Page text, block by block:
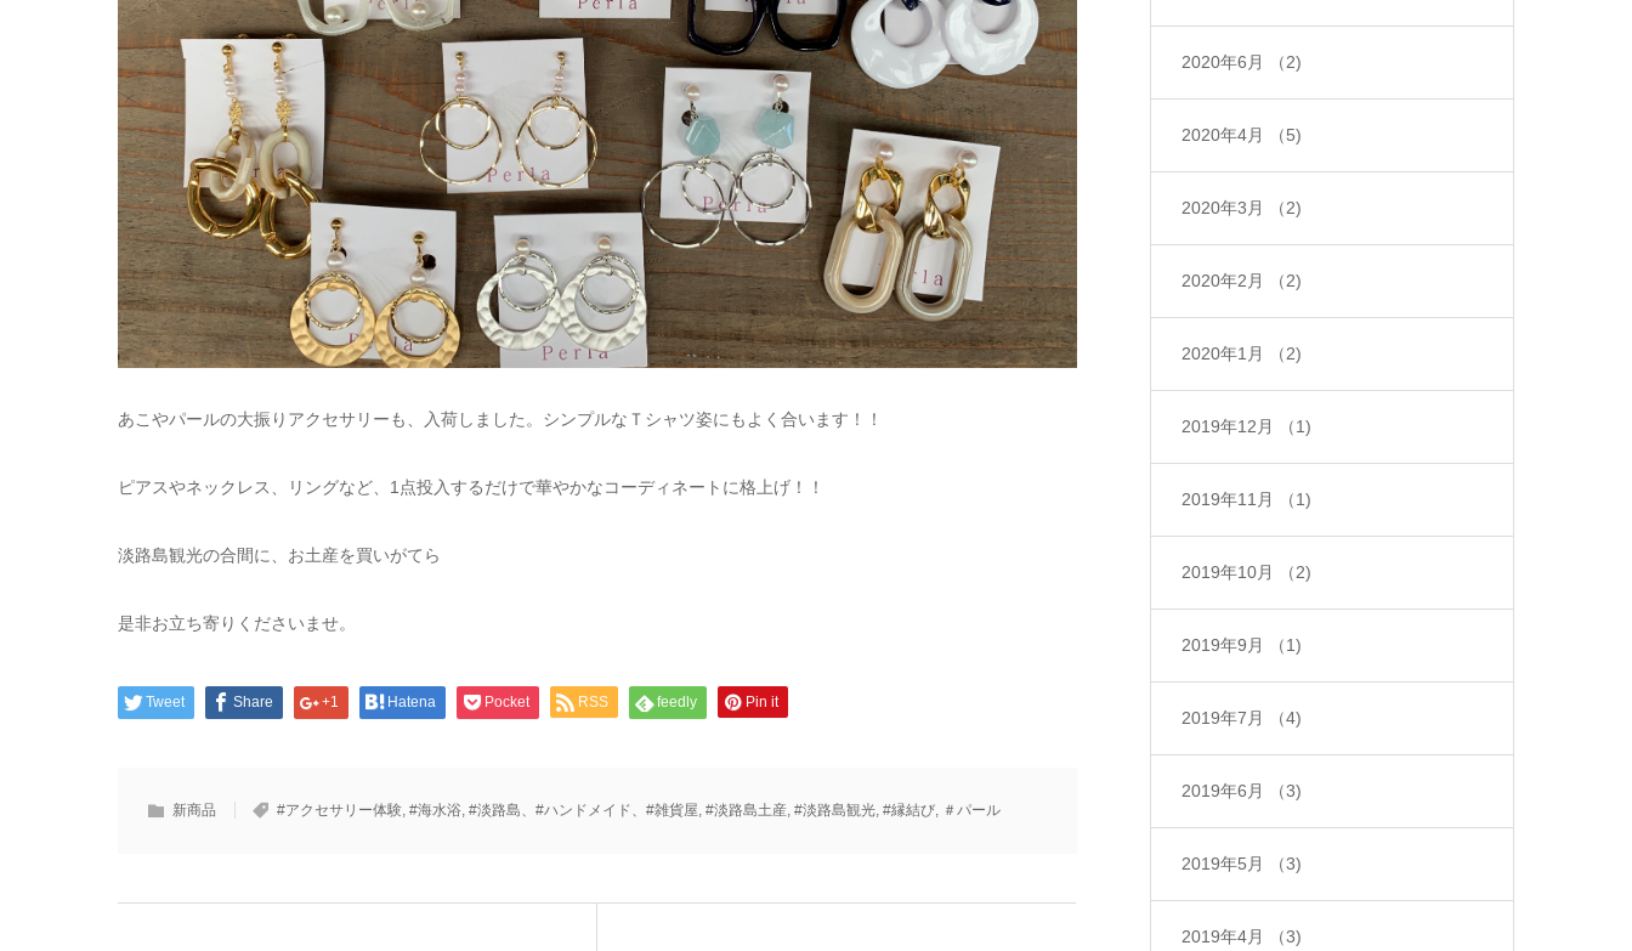
あこやパールの大振りアクセサリーも、入荷しました。シンプルなＴシャツ姿にもよく合います！！
ピアスやネックレス、リングなど、1点投入するだけで華やかなコーディネートに格上げ！！
淡路島観光の合間に、お土産を買いがてら
是非お立ち寄りくださいませ。
Tweet Share +1 Hatena Pocket RSS feedly Pin it
新商品 #アクセサリー体験, #海水浴, #淡路島、#ハンドメイド、#雑貨屋, #淡路島土産, #淡路島観光, #縁結び, ＃パール
2020年6月 （2)
2020年4月 （5)
2020年3月 （2)
2020年2月 （2)
2020年1月 （2)
2019年12月 （1)
2019年11月 （1)
2019年10月 （2)
2019年9月 （1)
2019年7月 （4)
2019年6月 （3)
2019年5月 （3)
2019年4月 （3)